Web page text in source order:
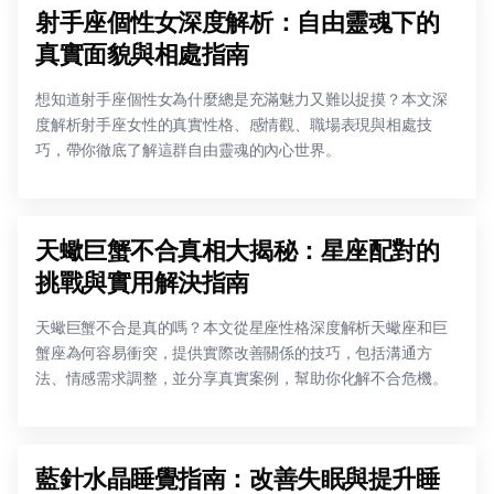
射手座個性女深度解析：自由靈魂下的
真實面貌與相處指南
想知道射手座個性女為什麼總是充滿魅力又難以捉摸？本文深
度解析射手座女性的真實性格、感情觀、職場表現與相處技
巧，帶你徹底了解這群自由靈魂的內心世界。
天蠍巨蟹不合真相大揭秘：星座配對的
挑戰與實用解決指南
天蠍巨蟹不合是真的嗎？本文從星座性格深度解析天蠍座和巨
蟹座為何容易衝突，提供實際改善關係的技巧，包括溝通方
法、情感需求調整，並分享真實案例，幫助你化解不合危機。
藍針水晶睡覺指南：改善失眠與提升睡